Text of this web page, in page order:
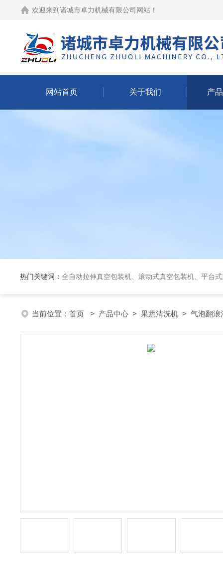
欢迎来到 诸城市卓力机械有限公司网站 ！
网站首页 关于我们 产
热门关键词： 全自动拉伸真空包装机、滚动式真空包装机、平台式真空包装机、大米定量
当前位置： 首页 > 产品中心 > 果蔬清洗机 > 气泡翻浪